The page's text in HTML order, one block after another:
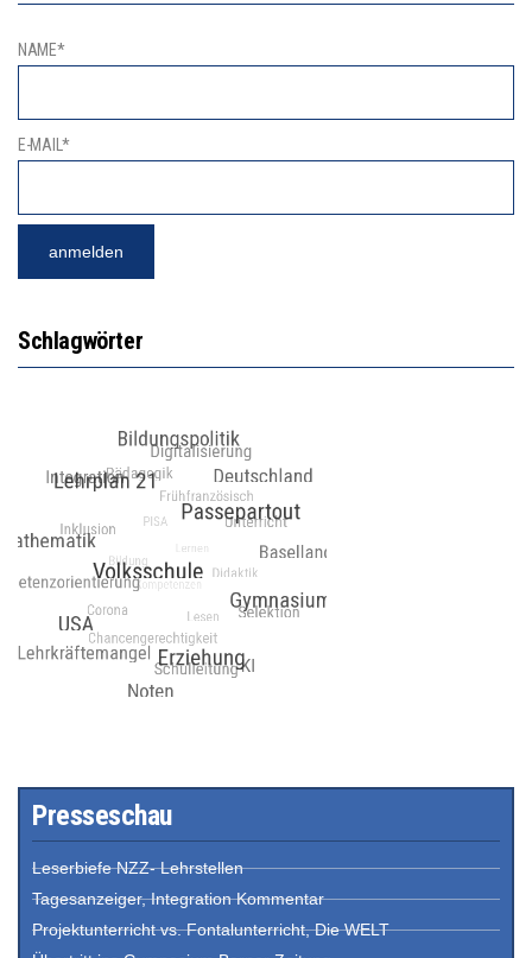
NAME*
E-MAIL*
Schlagwörter
Presseschau
Leserbiefe NZZ- Lehrstellen
Tagesanzeiger, Integration Kommentar
Projektunterricht vs. Fontalunterricht, Die WELT